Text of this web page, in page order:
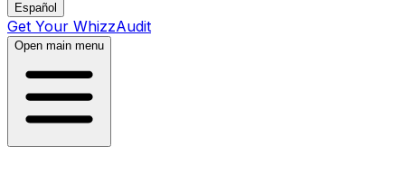
Español
Get Your WhizzAudit
Open main menu